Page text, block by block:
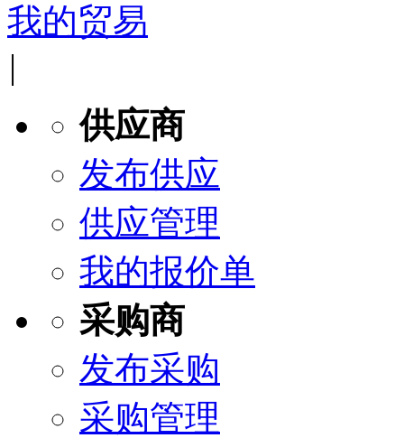
我的贸易
|
供应商
发布供应
供应管理
我的报价单
采购商
发布采购
采购管理